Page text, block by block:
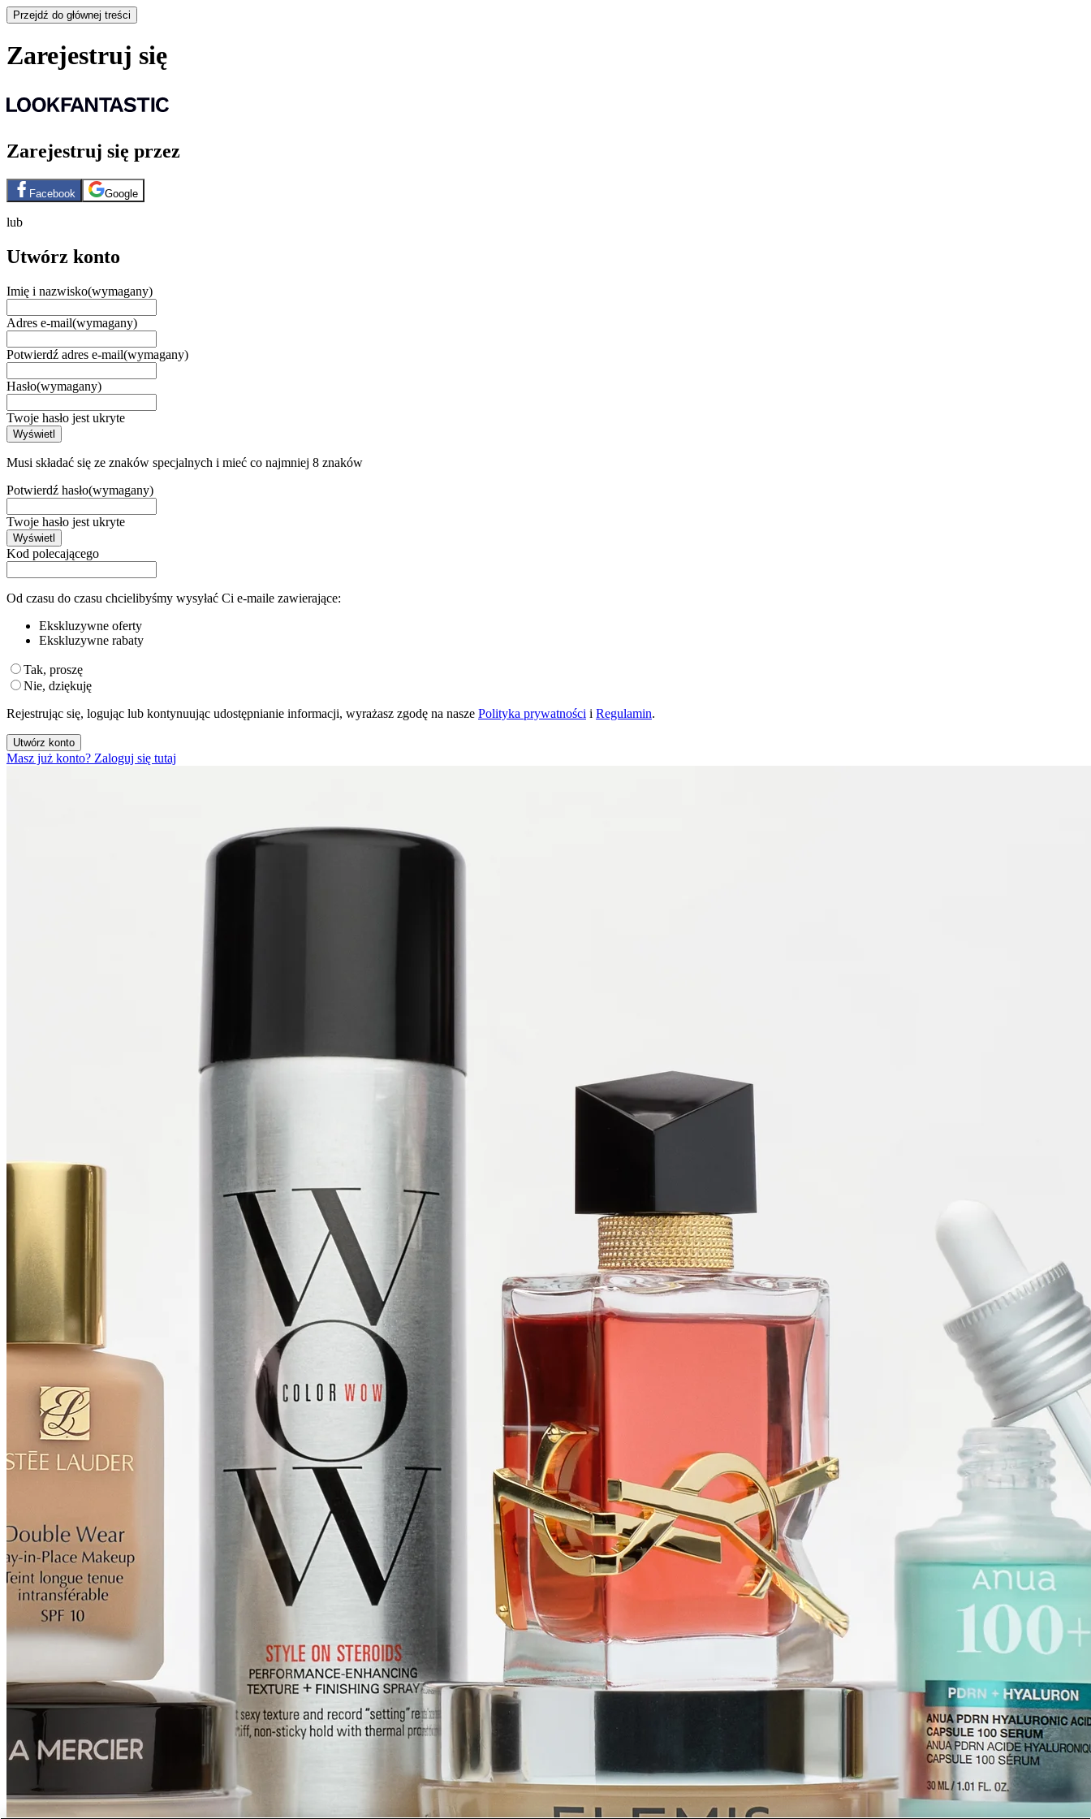
Przejdź do głównej treści
Zarejestruj się
Zarejestruj się przez
Facebook Google
lub
Utwórz konto
Imię i nazwisko(wymagany)
Adres e-mail(wymagany)
Potwierdź adres e-mail(wymagany)
Hasło(wymagany)
Twoje hasło jest ukryte
Wyświetl
Musi składać się ze znaków specjalnych i mieć co najmniej 8 znaków
Potwierdź hasło(wymagany)
Twoje hasło jest ukryte
Wyświetl
Kod polecającego
Od czasu do czasu chcielibyśmy wysyłać Ci e-maile zawierające:
Ekskluzywne oferty
Ekskluzywne rabaty
Tak, proszę
Nie, dziękuję
Rejestrując się, logując lub kontynuując udostępnianie informacji, wyrażasz zgodę na nasze Polityka prywatności i Regulamin.
Utwórz konto
Masz już konto? Zaloguj się tutaj